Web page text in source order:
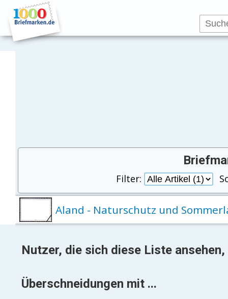
Filter:
Aland - Naturschutz und
Nutzer, die sich diese Liste ansehen,
Überschneidungen mit ...